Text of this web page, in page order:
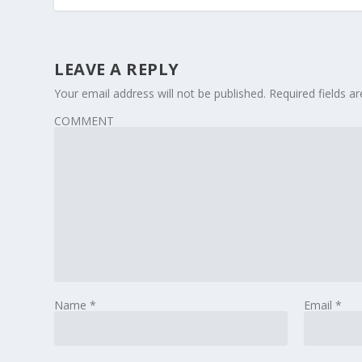
LEAVE A REPLY
Your email address will not be published. Required fields
COMMENT
Name* Email *